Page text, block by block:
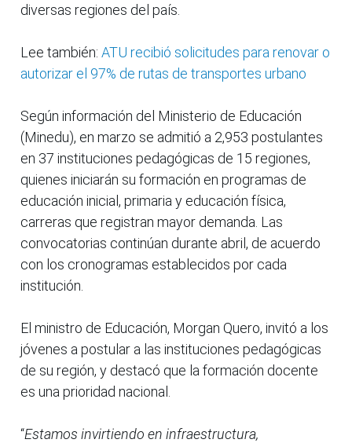
diversas regiones del país.
Lee también: ATU recibió solicitudes para renovar o
autorizar el 97% de rutas de transportes urbano
Según información del Ministerio de Educación
(Minedu), en marzo se admitió a 2,953 postulantes
en 37 instituciones pedagógicas de 15 regiones,
quienes iniciarán su formación en programas de
educación inicial, primaria y educación física,
carreras que registran mayor demanda. Las
convocatorias continúan durante abril, de acuerdo
con los cronogramas establecidos por cada
institución.
El ministro de Educación, Morgan Quero, invitó a los
jóvenes a postular a las instituciones pedagógicas
de su región, y destacó que la formación docente
es una prioridad nacional.
“Estamos invirtiendo en infraestructura,